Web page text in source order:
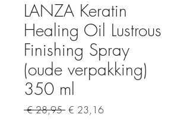
LANZA Keratin
Healing Oil Lustrous
Finishing Spray
(oude verpakking)
350 ml
€ 28,95 Normale
€ 23,16Verkoopprijs